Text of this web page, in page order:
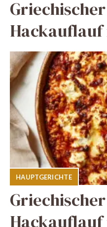
HAUPTGERICHTE